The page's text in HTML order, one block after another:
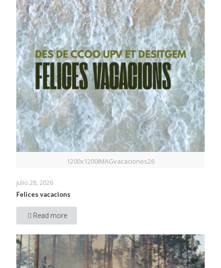
1200x1200IMAGvacaciones26
julio 28, 2026
Felices vacacions
Read more